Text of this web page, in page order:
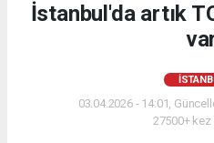
İstanbul'da artık
03.04.2026 - 14:01,
27500+